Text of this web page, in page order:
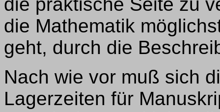
die praktische Seite zu
die Mathematik
geht, durch die
Nach wie vor muß sich
Lagerzeiten für